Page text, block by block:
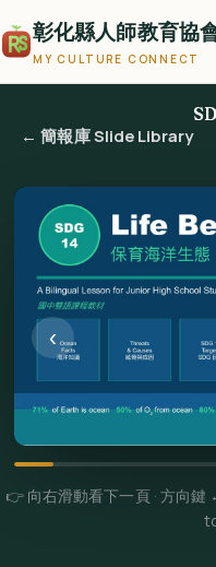
彰化縣人師教育協
MY CULTURE CONNECT
← 簡報庫 Slide Library
‹
👉 向右滑動看下一頁 · 方向